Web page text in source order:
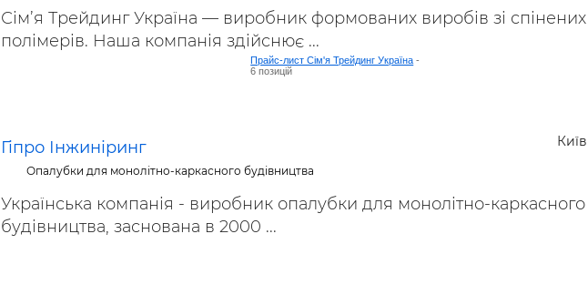
Сім’я Трейдинг Україна — виробник формованих виробів зі спінених
полімерів. Наша компанія здійснює ...
Прайс-лист Сім'я Трейдинг Україна -
6 позицій
Київ
Гіпро Інжиніринг
Опалубки для монолітно-каркасного будівництва
Українська компанія - виробник опалубки для монолітно-каркасного
будівництва, заснована в 2000 ...